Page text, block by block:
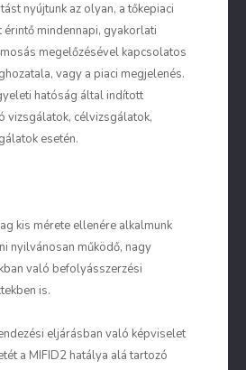
nyújtunk az olyan, a tőkepiaci
mindennapi, gyakorlati
megelőzésével kapcsolatos
vagy a piaci megjelenés.
hatóság által indított
vizsgálatok, célvizsgálatok,
esetén.
kis mérete ellenére alkalmunk
nyilvánosan működő, nagy
való befolyásszerzési
is.
eljárásban való képviselet
a MIFID2 hatálya alá tartozó